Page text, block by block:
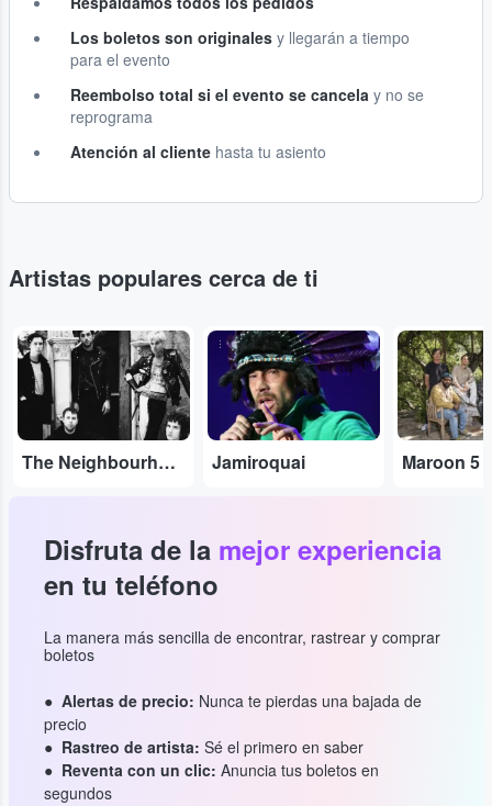
Los boletos son originales y llegarán a tiempo
para el evento
Reembolso total si el evento se cancela y no se
reprograma
Atención al cliente hasta tu asiento
Artistas populares cerca de ti
...
The Neighbourhood
...
Jamiroquai
...
Maroon 5
Disfruta de la mejor experiencia
en tu teléfono
La manera más sencilla de encontrar, rastrear y comprar
boletos
Alertas de precio: Nunca te pierdas una bajada de
precio
Rastreo de artista: Sé el primero en saber
Reventa con un clic: Anuncia tus boletos en
segundos